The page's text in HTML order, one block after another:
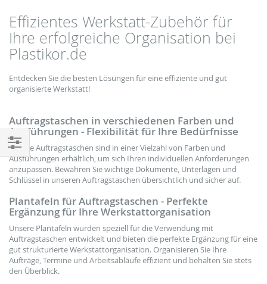
Effizientes Werkstatt-Zubehör für
Ihre erfolgreiche Organisation bei
Plastikor.de
Entdecken Sie die besten Lösungen für eine effiziente und gut
organisierte Werkstatt!
Auftragstaschen in verschiedenen Farben und
Ausführungen - Flexibilität für Ihre Bedürfnisse
Unsere Auftragstaschen sind in einer Vielzahl von Farben und
Ausführungen erhältlich, um sich Ihren individuellen Anforderungen
anzupassen. Bewahren Sie wichtige Dokumente, Unterlagen und
Schlüssel in unseren Auftragstaschen übersichtlich und sicher auf.
Plantafeln für Auftragstaschen - Perfekte
Ergänzung für Ihre Werkstattorganisation
Unsere Plantafeln wurden speziell für die Verwendung mit
Auftragstaschen entwickelt und bieten die perfekte Ergänzung für eine
gut strukturierte Werkstattorganisation. Organisieren Sie Ihre
Aufträge, Termine und Arbeitsabläufe effizient und behalten Sie stets
den Überblick.
Einkaufsoptionen